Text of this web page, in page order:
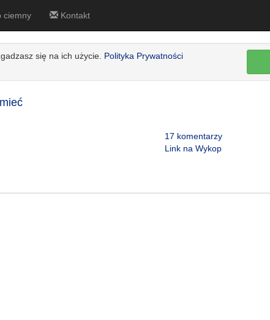
ciemny Kontakt
się na ich użycie. Polityka Prywatności
17 komentarzy
Link na Wykop